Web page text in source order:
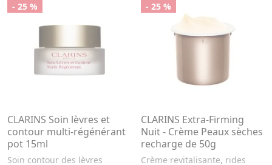
- 25 %
CLARINS Soin lèvres et
contour multi-régénérant
pot 15ml
Soin contour des lèvres
- 25 %
CLARINS Extra-Firming
Nuit - Crème Peaux sèches
recharge de 50g
Crème revitalisante, rides